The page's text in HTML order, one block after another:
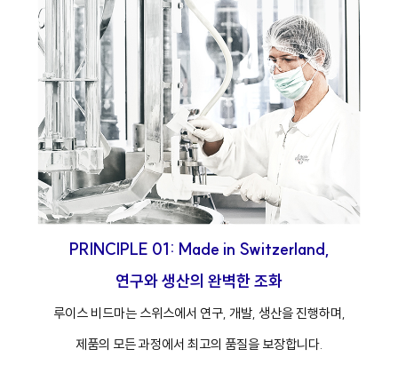
PRINCIPLE 01: Made in Switzerland,
연구와 생산의 완벽한 조화
루이스 비드마는 스위스에서 연구, 개발, 생산을 진행하며,
제품의 모든 과정에서 최고의 품질을 보장합니다.